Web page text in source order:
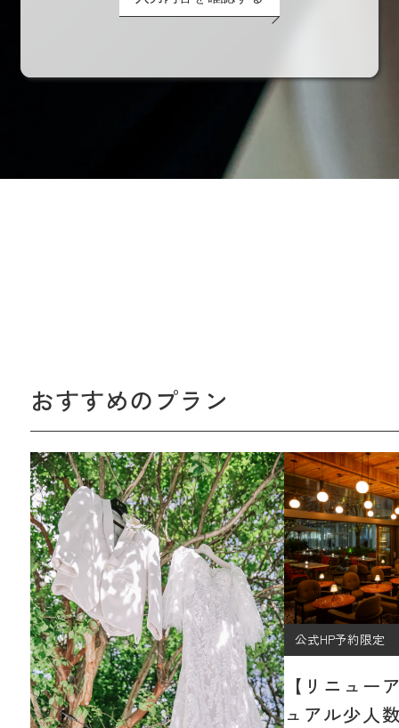
おすすめのプラン
公式HP予約限定
【リニュ
ュアル少人